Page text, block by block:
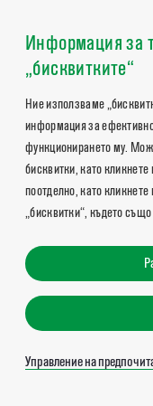
Информация за
„бисквитките“
Ние използваме
информация за
функционирането му.
бисквитки, като
поотделно, като
„бисквитки“, където
Управление на